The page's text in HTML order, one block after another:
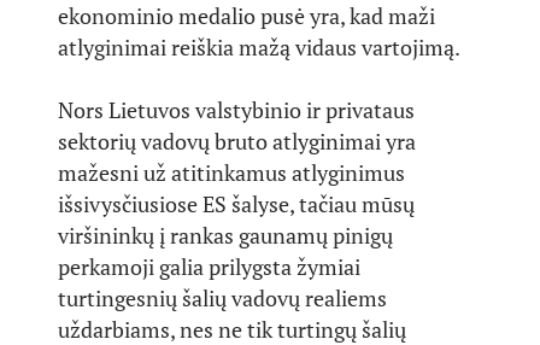
ekonominio medalio pusė yra, kad maži
atlyginimai reiškia mažą vidaus vartojimą.
Nors Lietuvos valstybinio ir privataus
sektorių vadovų bruto atlyginimai yra
mažesni už atitinkamus atlyginimus
išsivysčiusiose ES šalyse, tačiau mūsų
viršininkų į rankas gaunamų pinigų
perkamoji galia prilygsta žymiai
turtingesnių šalių vadovų realiems
uždarbiams, nes ne tik turtingų šalių